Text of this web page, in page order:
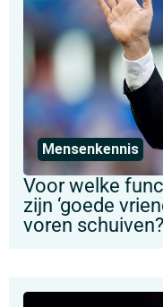
Mensenkennis
Voor welke
zijn ‘goede
voren schuiven?